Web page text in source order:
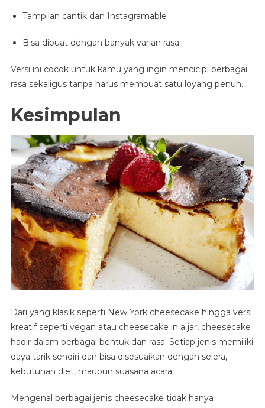
Tampilan cantik dan Instagramable
Bisa dibuat dengan banyak varian rasa
Versi ini cocok untuk kamu yang ingin mencicipi berbagai
rasa sekaligus tanpa harus membuat satu loyang penuh.
Kesimpulan
Dari yang klasik seperti New York cheesecake hingga versi
kreatif seperti vegan atau cheesecake in a jar, cheesecake
hadir dalam berbagai bentuk dan rasa. Setiap jenis memiliki
daya tarik sendiri dan bisa disesuaikan dengan selera,
kebutuhan diet, maupun suasana acara.
Mengenal berbagai jenis cheesecake tidak hanya